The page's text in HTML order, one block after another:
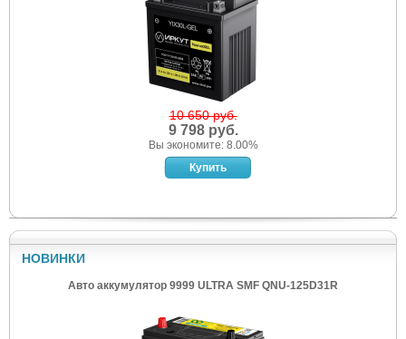
10 650 руб.
9 798 руб.
Вы экономите: 8.00%
НОВИНКИ
Авто аккумулятор 9999 ULTRA SMF QNU-125D31R